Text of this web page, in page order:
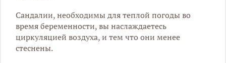
Сандалии, необходимы для теплой погоды во
время беременности, вы наслаждаетесь
циркуляцией воздуха, и тем что они менее
стеснены.